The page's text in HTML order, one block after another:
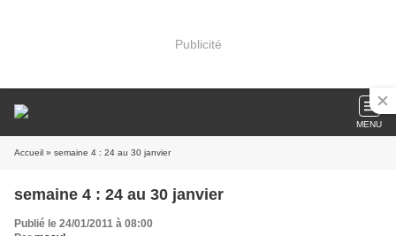
Publicité
MENU
Accueil » semaine 4 : 24 au 30 janvier
semaine 4 : 24 au 30 janvier
Publié le 24/01/2011 à 08:00